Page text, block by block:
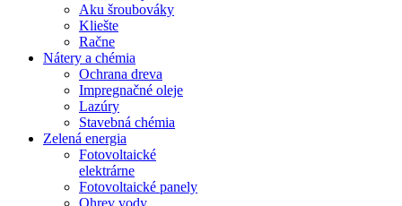
Aku šroubováky
Kliešte
Račne
Nátery a chémia
Ochrana dreva
Impregnačné oleje
Lazúry
Stavebná chémia
Zelená energia
Fotovoltaické
elektrárne
Fotovoltaické panely
Ohrev vody